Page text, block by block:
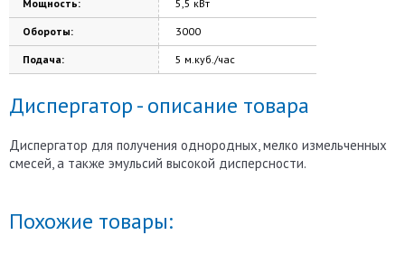
Мощность: 5,5 кВт
Обороты: 3000
Подача: 5 м.куб./час
Диспергатор - описание товара
Диспергатор для получения однородных, мелко измельченных
смесей, а также эмульсий высокой дисперсности.
Похожие товары: